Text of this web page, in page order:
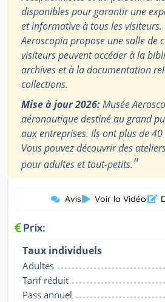
disponibles pour garantir une
et informative à tous les visiteurs.
Aeroscopia propose une salle de
visiteurs peuvent accéder à la
archives et à la documentation
collections.
Mise à jour 2026:Musée
aéronautique destiné au grand
aux entreprises. Ils ont plus de
Vous pouvez découvrir des
pour adultes et tout-petits."
Avis| Voir la Vidéo|
Prix:
Taux individuels
Adultes
Tarif réduit
Pass annuel